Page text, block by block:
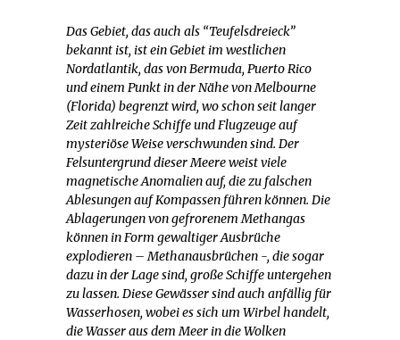
Das Gebiet, das auch als “Teufelsdreieck”
bekannt ist, ist ein Gebiet im westlichen
Nordatlantik, das von Bermuda, Puerto Rico
und einem Punkt in der Nähe von Melbourne
(Florida) begrenzt wird, wo schon seit langer
Zeit zahlreiche Schiffe und Flugzeuge auf
mysteriöse Weise verschwunden sind. Der
Felsuntergrund dieser Meere weist viele
magnetische Anomalien auf, die zu falschen
Ablesungen auf Kompassen führen können. Die
Ablagerungen von gefrorenem Methangas
können in Form gewaltiger Ausbrüche
explodieren – Methanausbrüchen -, die sogar
dazu in der Lage sind, große Schiffe untergehen
zu lassen. Diese Gewässer sind auch anfällig für
Wasserhosen, wobei es sich um Wirbel handelt,
die Wasser aus dem Meer in die Wolken